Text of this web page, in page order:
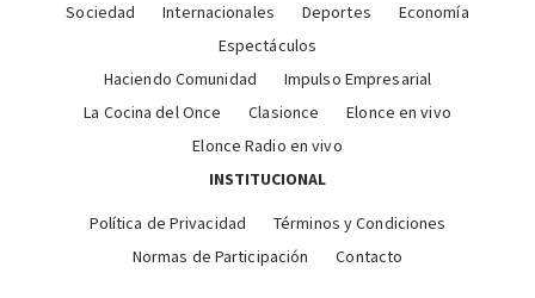
Sociedad
Internacionales Deportes
Economía
Espectáculos
Haciendo Comunidad
Impulso Empresarial
La Cocina del Once
Clasionce
Elonce en vivo
Elonce Radio en vivo
INSTITUCIONAL
Política de Privacidad
Términos y Condiciones
Normas de Participación
Contacto